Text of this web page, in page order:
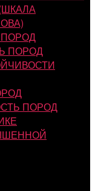
ПОРОД
ПОРОД